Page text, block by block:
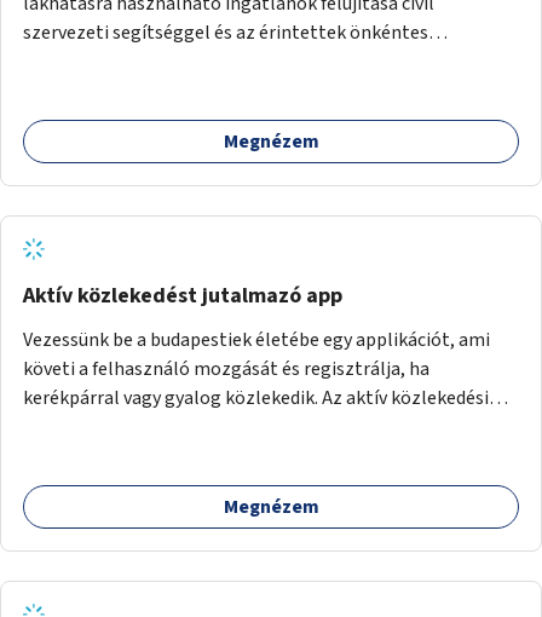
szervezeti segítséggel és az érintettek önkéntes
Megnézem
Aktív közlekedést jutalmazó app
Vezessünk be a budapestiek életébe egy applikációt, ami
követi a felhasználó mozgását és regisztrálja, ha
kerékpárral vagy gyalog közlekedik. Az aktív közlekedési
felhasználó.
Megnézem